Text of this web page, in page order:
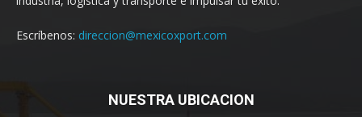
Escríbenos: direccion@mexicoxport.com
NUESTRA UBICACION